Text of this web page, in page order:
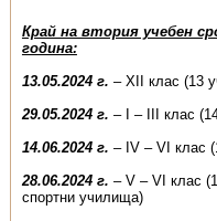
Край на втория учебен
година:
13.05.2024 г. – XII клас (13
29.05.2024 г. – І – III клас
14.06.2024г. – IV – VІ клас
28.06.2024 г. – V – VІ клас
спортни училища)